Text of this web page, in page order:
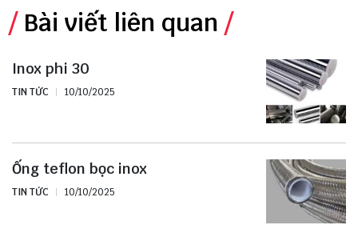
Bài viết liên quan
Inox phi 30
TIN TỨC 10/10/2025
Ống teflon bọc inox
TIN TỨC 10/10/2025